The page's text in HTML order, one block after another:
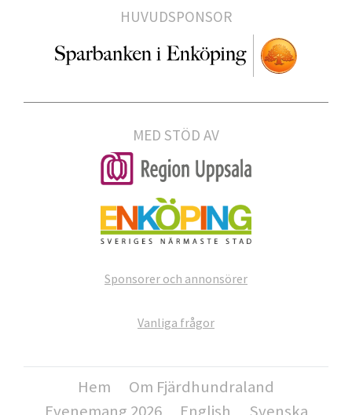
HUVUDSPONSOR
MED STÖD AV
Sponsorer och annonsörer
Vanliga frågor
Hem
Om Fjärdhundraland
Evenemang 2026
English Svenska